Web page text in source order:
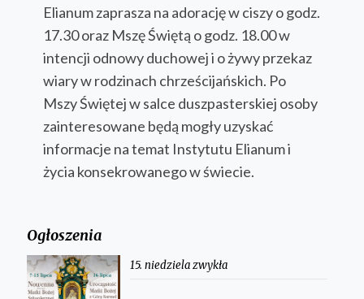
Elianum zaprasza na adorację w ciszy o godz.
17.30 oraz Mszę Świętą o godz. 18.00 w
intencji odnowy duchowej i o żywy przekaz
wiary w rodzinach chrześcijańskich. Po
Mszy Świętej w salce duszpasterskiej osoby
zainteresowane będą mogły uzyskać
informacje na temat Instytutu Elianum i
życia konsekrowanego w świecie.
Ogłoszenia
15. niedziela zwykła